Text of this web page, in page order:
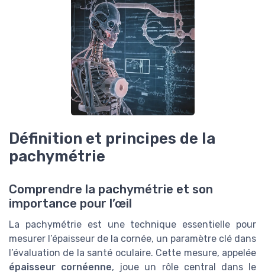
Définition et principes de la
pachymétrie
Comprendre la pachymétrie et son
importance pour l’œil
La pachymétrie est une technique essentielle pour
mesurer l’épaisseur de la cornée, un paramètre clé dans
l’évaluation de la santé oculaire. Cette mesure, appelée
épaisseur cornéenne, joue un rôle central dans le